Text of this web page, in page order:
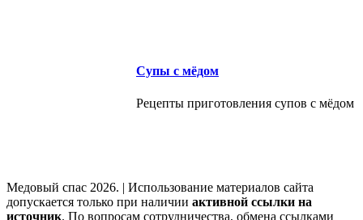
Супы с мёдом
Рецепты приготовления супов с мёдом
Медовый спас 2026. | Использование материалов сайта
допускается только при наличии активной ссылки на
источник. По вопросам сотрудничества, обмена ссылками